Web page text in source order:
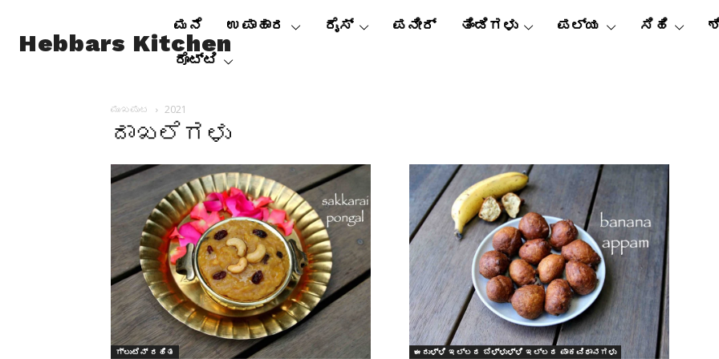
Hebbars Kitchen
ಮನೆ ಉಪಾಹಾರ ರೈಸ್ ಪನೀರ್ ತಿಂಡಿಗಳು ಪಲ್ಯ ಸಿಹಿ
ರೊಟ್ಟಿ
ಮುಖಪುಟ 2021
ದಾಖಲೆಗಳು
ಗ್ಲುಟೆನ್ ರಹಿತ ಈರುಳ್ಳಿ ಇಲ್ಲದ ಬೆಳ್ಳುಳ್ಳಿ ಇಲ್ಲದ ಪಾಕವಿಧಾನಗಳು